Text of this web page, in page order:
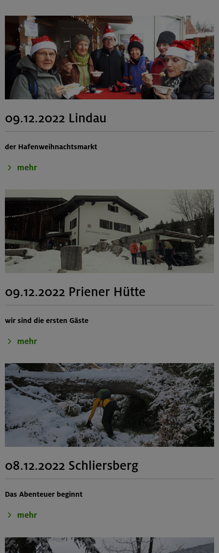
09.12.2022 Lindau
der Hafenweihnachtsmarkt
mehr
09.12.2022 Priener Hütte
wir sind die ersten Gäste
mehr
08.12.2022 Schliersberg
Das Abenteuer beginnt
mehr